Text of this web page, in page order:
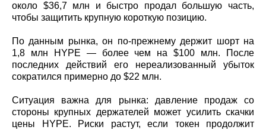
около $36,7 млн и быстро продал большую часть,
чтобы защитить крупную короткую позицию.
По данным рынка, он по‑прежнему держит шорт на
1,8 млн HYPE — более чем на $100 млн. После
последних действий его нереализованный убыток
сократился примерно до $22 млн.
Ситуация важна для рынка: давление продаж со
стороны крупных держателей может усилить скачки
цены HYPE. Риски растут, если токен продолжит